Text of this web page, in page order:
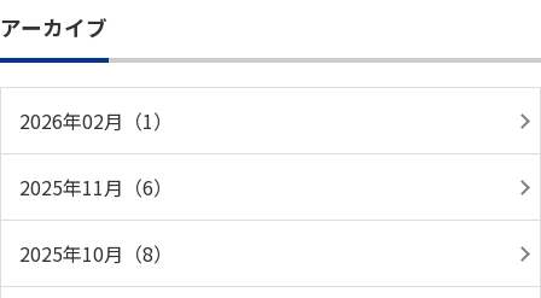
アーカイブ
2026年02月（1）
2025年11月（6）
2025年10月（8）